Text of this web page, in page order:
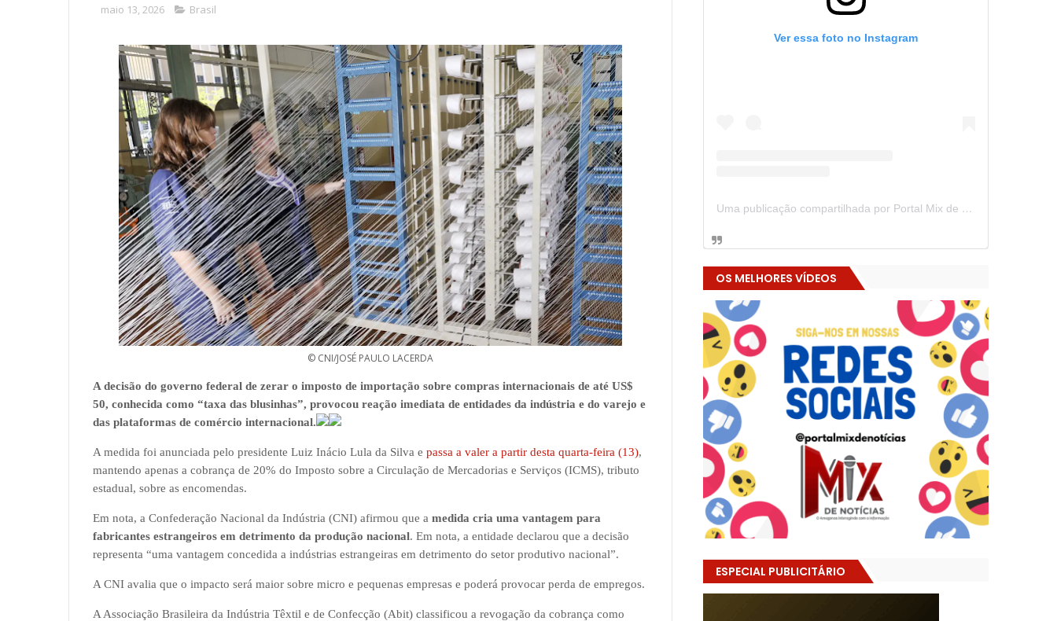
maio 13, 2026 Brasil
© CNI/JOSÉ PAULO LACERDA
A decisão do governo federal de zerar o imposto de importação sobre compras internacionais de até US$
50, conhecida como “taxa das blusinhas”, provocou reação imediata de entidades da indústria e do varejo e
das plataformas de comércio internacional.
A medida foi anunciada pelo presidente Luiz Inácio Lula da Silva e passa a valer a partir desta quarta-feira (13),
mantendo apenas a cobrança de 20% do Imposto sobre a Circulação de Mercadorias e Serviços (ICMS), tributo
estadual, sobre as encomendas.
Em nota, a Confederação Nacional da Indústria (CNI) afirmou que a medida cria uma vantagem para
fabricantes estrangeiros em detrimento da produção nacional. Em nota, a entidade declarou que a decisão
representa “uma vantagem concedida a indústrias estrangeiras em detrimento do setor produtivo nacional”.
A CNI avalia que o impacto será maior sobre micro e pequenas empresas e poderá provocar perda de empregos.
A Associação Brasileira da Indústria Têxtil e de Confecção (Abit) classificou a revogação da cobrança como
Ver essa foto no Instagram
Uma publicação compartilhada por Portal Mix de Notícias (@portalmixdenoticias)
OS MELHORES VÍDEOS
ESPECIAL PUBLICITÁRIO